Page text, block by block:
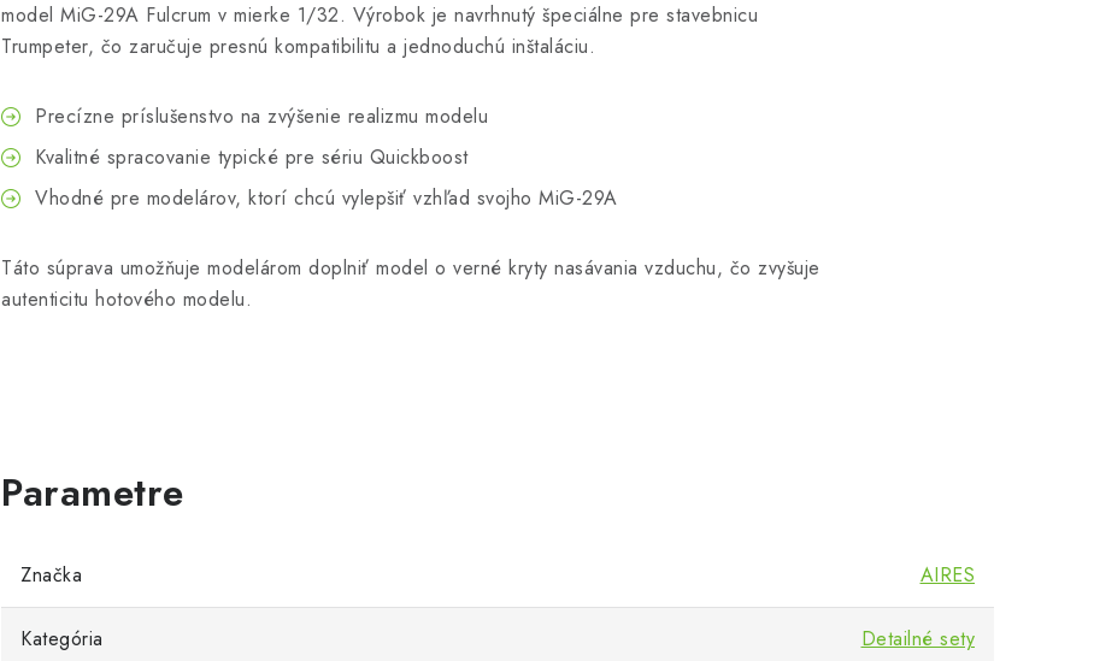
model MiG-29A Fulcrum v mierke 1/32. Výrobok je navrhnutý špeciálne pre stavebnicu
Trumpeter, čo zaručuje presnú kompatibilitu a jednoduchú inštaláciu.
Precízne príslušenstvo na zvýšenie realizmu modelu
Kvalitné spracovanie typické pre sériu Quickboost
Vhodné pre modelárov, ktorí chcú vylepšiť vzhľad svojho MiG-29A
Táto súprava umožňuje modelárom doplniť model o verné kryty nasávania vzduchu, čo zvyšuje
autenticitu hotového modelu.
Značka AIRES
Kategória Detailné sety